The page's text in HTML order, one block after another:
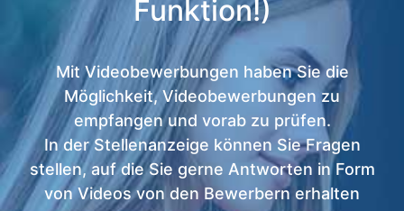
Funktion!)
Mit Videobewerbungen haben Sie die
Möglichkeit, Videobewerbungen zu
empfangen und vorab zu prüfen.
In der Stellenanzeige können Sie Fragen
stellen, auf die Sie gerne Antworten in Form
von Videos von den Bewerbern erhalten